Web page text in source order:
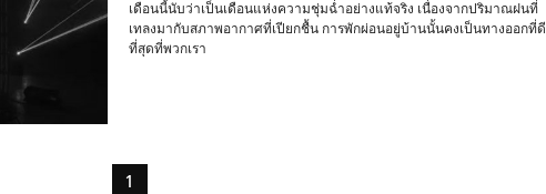
เดือนนี้นับว่าเป็นเดือนแห่งความชุ่มฉ่ำอย่างแท้จริง เนื่องจากปริมาณฝนที่
เทลงมากับสภาพอากาศที่เปียกชื้น การพักผ่อนอยู่บ้านนั้นคงเป็นทางออกที่ดี
ที่สุดที่พวกเรา
1